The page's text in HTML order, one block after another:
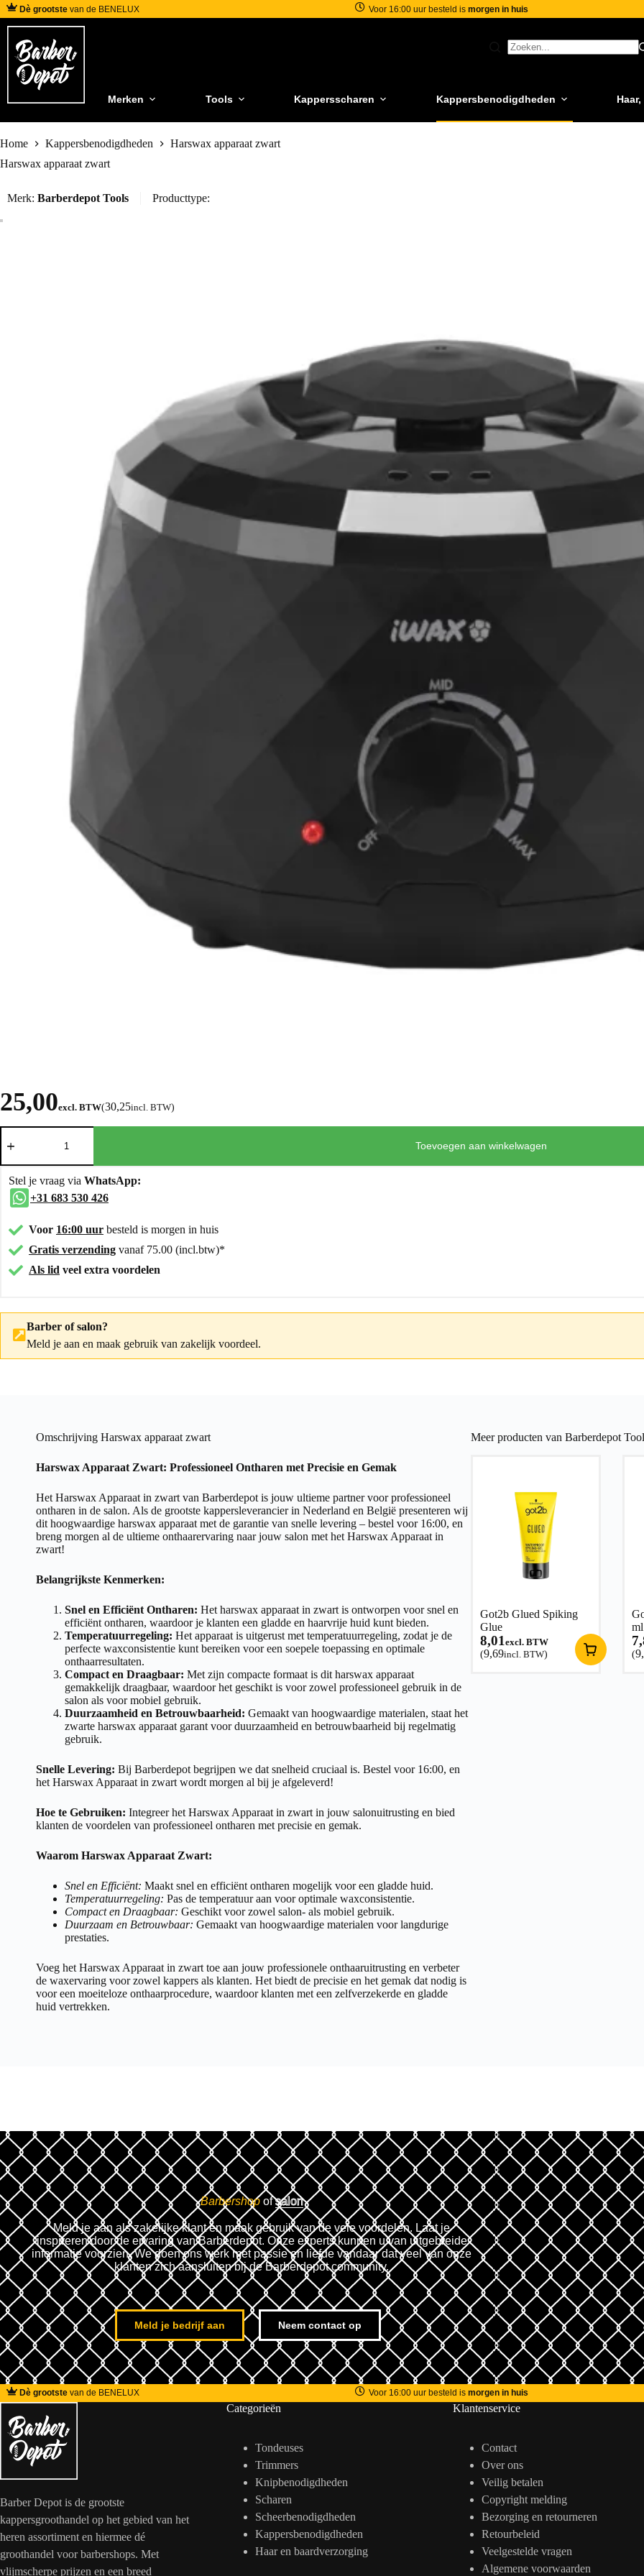
Dè grootste van de BENELUX Voor 16:00 uur besteld ismorgen in huis
Merken Tools Kappersscharen Kappersbenodigdheden
Home Kappersbenodigdheden
Harswax apparaat zwart
Harswax apparaat zwart
Merk: Barberdepot Tools Producttype:
25,00excl. BTW(30,25incl. BTW)
Toevoegen aan winkelwagen
Stel je vraag via WhatsApp:
+31 683 530 426
Voor 16:00 uur besteld is morgen in huis
Gratis verzending vanaf 75.00 (incl.btw)*
Als lid veel extra voordelen
Barber of salon?
Meld je aan en maak gebruik van zakelijk voordeel.
Omschrijving Harswax apparaat zwart
Harswax Apparaat Zwart: Professioneel Ontharen met Precisie en Gemak
Het Harswax Apparaat in zwart van Barberdepot is jouw ultieme partner voor professioneel
ontharen in de salon. Als de grootste kappersleverancier in Nederland en België presenteren wij
dit hoogwaardige harswax apparaat met de garantie van snelle levering – bestel voor 16:00, en
breng morgen al de ultieme onthaarervaring naar jouw salon met het Harswax Apparaat in
zwart!
Belangrijkste Kenmerken:
Snel en Efficiënt Ontharen: Het harswax apparaat in zwart is ontworpen voor snel en
efficiënt ontharen, waardoor je klanten een gladde en haarvrije huid kunt bieden.
Temperatuurregeling: Het apparaat is uitgerust met temperatuurregeling, zodat je de
perfecte waxconsistentie kunt bereiken voor een soepele toepassing en optimale
onthaarresultaten.
Compact en Draagbaar: Met zijn compacte formaat is dit harswax apparaat
gemakkelijk draagbaar, waardoor het geschikt is voor zowel professioneel gebruik in de
salon als voor mobiel gebruik.
Duurzaamheid en Betrouwbaarheid: Gemaakt van hoogwaardige materialen, staat het
zwarte harswax apparaat garant voor duurzaamheid en betrouwbaarheid bij regelmatig
gebruik.
Snelle Levering: Bij Barberdepot begrijpen we dat snelheid cruciaal is. Bestel voor 16:00, en
het Harswax Apparaat in zwart wordt morgen al bij je afgeleverd!
Hoe te Gebruiken: Integreer het Harswax Apparaat in zwart in jouw salonuitrusting en bied
klanten de voordelen van professioneel ontharen met precisie en gemak.
Waarom Harswax Apparaat Zwart:
Snel en Efficiënt: Maakt snel en efficiënt ontharen mogelijk voor een gladde huid.
Temperatuurregeling: Pas de temperatuur aan voor optimale waxconsistentie.
Compact en Draagbaar: Geschikt voor zowel salon- als mobiel gebruik.
Duurzaam en Betrouwbaar: Gemaakt van hoogwaardige materialen voor langdurige
prestaties.
Voeg het Harswax Apparaat in zwart toe aan jouw professionele onthaaruitrusting en verbeter
de waxervaring voor zowel kappers als klanten. Het biedt de precisie en het gemak dat nodig is
voor een moeiteloze onthaarprocedure, waardoor klanten met een zelfverzekerde en gladde
huid vertrekken.
Meer producten van Barberdepot
Got2b Glued Spiking
Glue
8,01 excl. BTW
(9,69incl. BTW)
ml
(
Barbershop of salon
Meld je aan als zakelijke klant en maak gebruik van de vele voordelen. Laat je
inspireren door de ervaring van Barberdepot. Onze experts kunnen u van uitgebreide
informatie voorzien. We doen ons werk met passie en liefde vandaar dat veel van onze
klanten zich aansluiten bij de Barberdepot community.
Meld je bedrijf aan Neem contact op
Dè grootste van de BENELUX Voor 16:00 uur besteld ismorgen in huis
Barber Depot is de grootste
kappersgroothandel op het gebied van het
heren assortiment en hiermee dé
groothandel voor barbershops. Met
vlijmscherpe prijzen en een breed
Categorieën
Tondeuses
Trimmers
Knipbenodigdheden
Scharen
Scheerbenodigdheden
Kappersbenodigdheden
Haar en baardverzorging
Klantenservice
Contact
Over ons
Veilig betalen
Copyright melding
Bezorging en retourneren
Retourbeleid
Veelgestelde vragen
Algemene voorwaarden